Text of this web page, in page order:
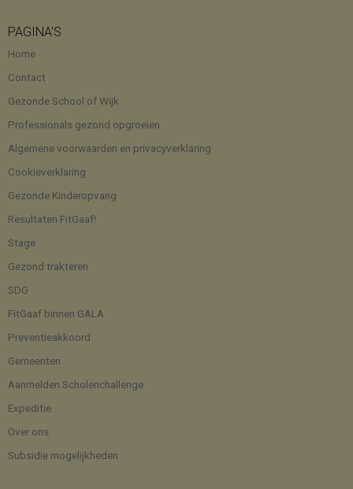
PAGINA’S
Home
Contact
Gezonde School of Wijk
Professionals gezond opgroeien
Algemene voorwaarden en privacyverklaring
Cookieverklaring
Gezonde Kinderopvang
Resultaten FitGaaf!
Stage
Gezond trakteren
SDG
FitGaaf binnen GALA
Preventieakkoord
Gemeenten
Aanmelden Scholenchallenge
Expeditie
Over ons
Subsidie mogelijkheden